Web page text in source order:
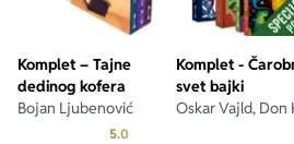
Komplet – Tajne
dedinog kofera
Bojan Ljubenović
5.0
Komplet -
svet bajki
Oskar Vajld, Don